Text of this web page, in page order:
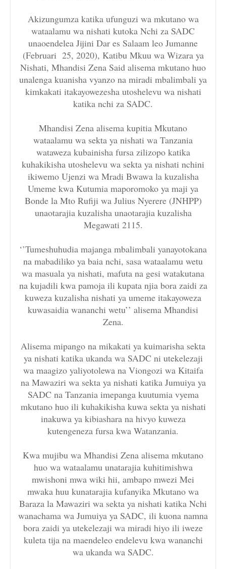
Akizungumza katika ufunguzi wa mkutano wa
wataalamu wa nishati kutoka Nchi za SADC
unaoendelea Jijini Dar es Salaam leo Jumanne
(Februari 25, 2020), Katibu Mkuu wa Wizara ya
Nishati, Mhandisi Zena Said alisema mkutano huo
unalenga kuanisha vyanzo na miradi mbalimbali ya
kimkakati itakayowezesha utoshelevu wa nishati
katika nchi za SADC.
Mhandisi Zena alisema kupitia Mkutano
wataalamu wa sekta ya nishati wa Tanzania
wataweza kubainisha fursa zilizopo katika
kuhakikisha utoshelevu wa sekta ya nishati nchini
ikiwemo Ujenzi wa Mradi Bwawa la kuzalisha
Umeme kwa Kutumia maporomoko ya maji ya
Bonde la Mto Rufiji wa Julius Nyerere (JNHPP)
unaotarajia kuzalisha unaotarajia kuzalisha
Megawati 2115.
‘’Tumeshuhudia majanga mbalimbali yanayotokana
na mabadiliko ya baia nchi, sasa wataalamu wetu
wa masuala ya nishati, mafuta na gesi watakutana
na kujadili kwa pamoja ili kupata njia bora zaidi za
kuweza kuzalisha nishati ya umeme itakayoweza
kuwasaidia wananchi wetu’’ alisema Mhandisi
Zena.
Alisema mipango na mikakati ya kuimarisha sekta
ya nishati katika ukanda wa SADC ni utekelezaji
wa maagizo yaliyotolewa na Viongozi wa Kitaifa
na Mawaziri wa sekta ya nishati katika Jumuiya ya
SADC na Tanzania imepanga kuutumia vyema
mkutano huo ili kuhakikisha kuwa sekta ya nishati
inakuwa ya kibiashara na hivyo kuweza
kutengeneza fursa kwa Watanzania.
Kwa mujibu wa Mhandisi Zena alisema mkutano
huo wa wataalamu unatarajia kuhitimishwa
mwishoni mwa wiki hii, ambapo mwezi Mei
mwaka huu kunatarajia kufanyika Mkutano wa
Baraza la Mawaziri wa sekta ya nishati katika Nchi
wanachama wa Jumuiya ya SADC, ili kuona namna
bora zaidi ya utekelezaji wa miradi hiyo ili iweze
kuleta tija na maendeleo endelevu kwa wananchi
wa ukanda wa SADC.